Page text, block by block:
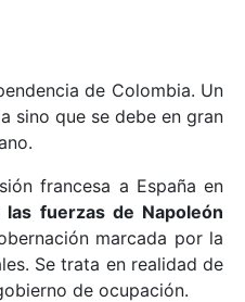
de Colombia. Un
sino que se debe en gran
francesa a España en
fuerzas de Napoleón
marcada por la
Se trata en realidad de
de ocupación.